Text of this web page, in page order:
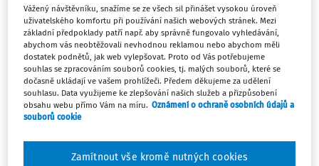
0:00
10 30 1x
Oblíbené Náměty Sdílet
Vážený návštěvníku, snažíme se ze všech sil přinášet vysokou úroveň
uživatelského komfortu při používání našich webových stránek. Mezi
základní předpoklady patří např. aby správně fungovalo vyhledávání,
abychom vás neobtěžovali nevhodnou reklamou nebo abychom měli
dostatek podnětů, jak web vylepšovat. Proto od Vás potřebujeme
souhlas se zpracováním souborů cookies, tj. malých souborů, které se
dočasně ukládají ve vašem prohlížeči. Předem děkujeme za udělení
souhlasu. Data využijeme ke zlepšování našich služeb a přizpůsobení
obsahu webu přímo Vám na míru. Oznámení o ochraně osobních údajů a
souborů cookie
Zamítnout vše kromě nutných cookies